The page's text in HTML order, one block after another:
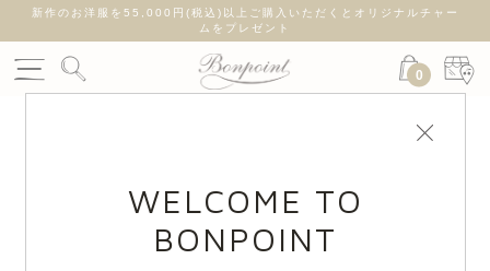
新作のお洋服を55,000円(税込)以上ご購入いただくとオリジナルチャー
ムをプレゼント
0
WELCOME TO
BONPOINT